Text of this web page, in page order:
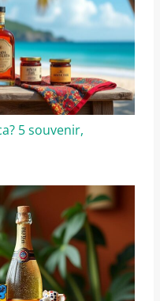
5 souvenir,